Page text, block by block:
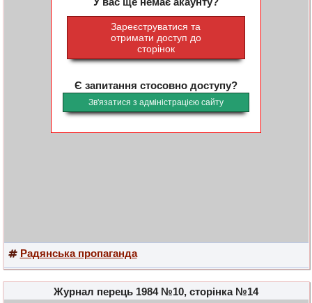
Зареєструватися та
отримати доступ до
сторінок
Є запитання стосовно доступу?
Зв'язатися з адміністрацією сайту
Радянська пропаганда
Журнал перець 1984 №10, сторінка №14